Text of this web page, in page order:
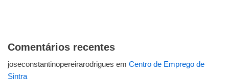
Comentários recentes
joseconstantinopereirarodrigues em Centro de Emprego de
Sintra